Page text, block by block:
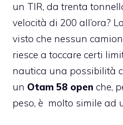
un TIR, da trenta
velocità di 200 all’ora?
visto che nessun
riesce a toccare certi
nautica una possibilità
un Otam 58 open che,
peso, è molto simile ad